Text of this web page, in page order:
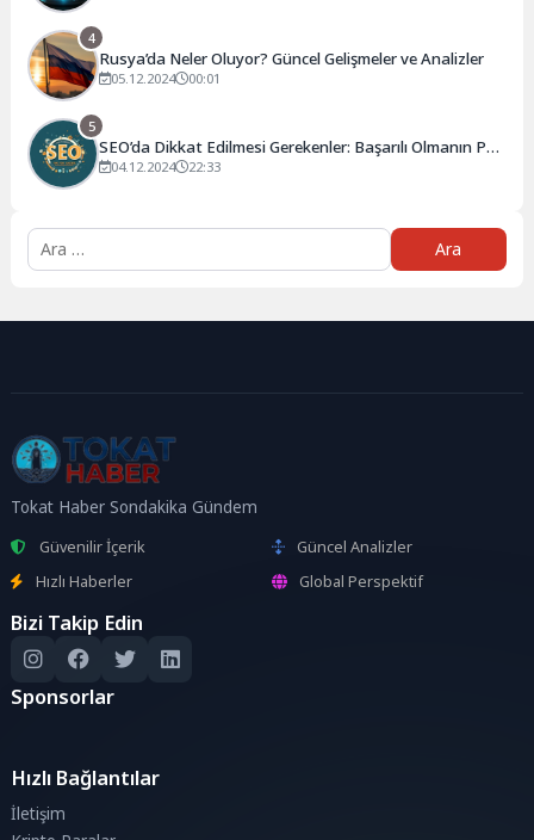
4
Rusya’da Neler Oluyor? Güncel Gelişmeler ve Analizler
05.12.2024 00:01
5
SEO’da Dikkat Edilmesi Gerekenler: Başarılı Olmanın Püf
Noktaları
04.12.2024 22:33
Tokat Haber Sondakika Gündem
Güvenilir İçerik
Güncel Analizler
Hızlı Haberler
Global Perspektif
Bizi Takip Edin
Sponsorlar
Hızlı Bağlantılar
İletişim